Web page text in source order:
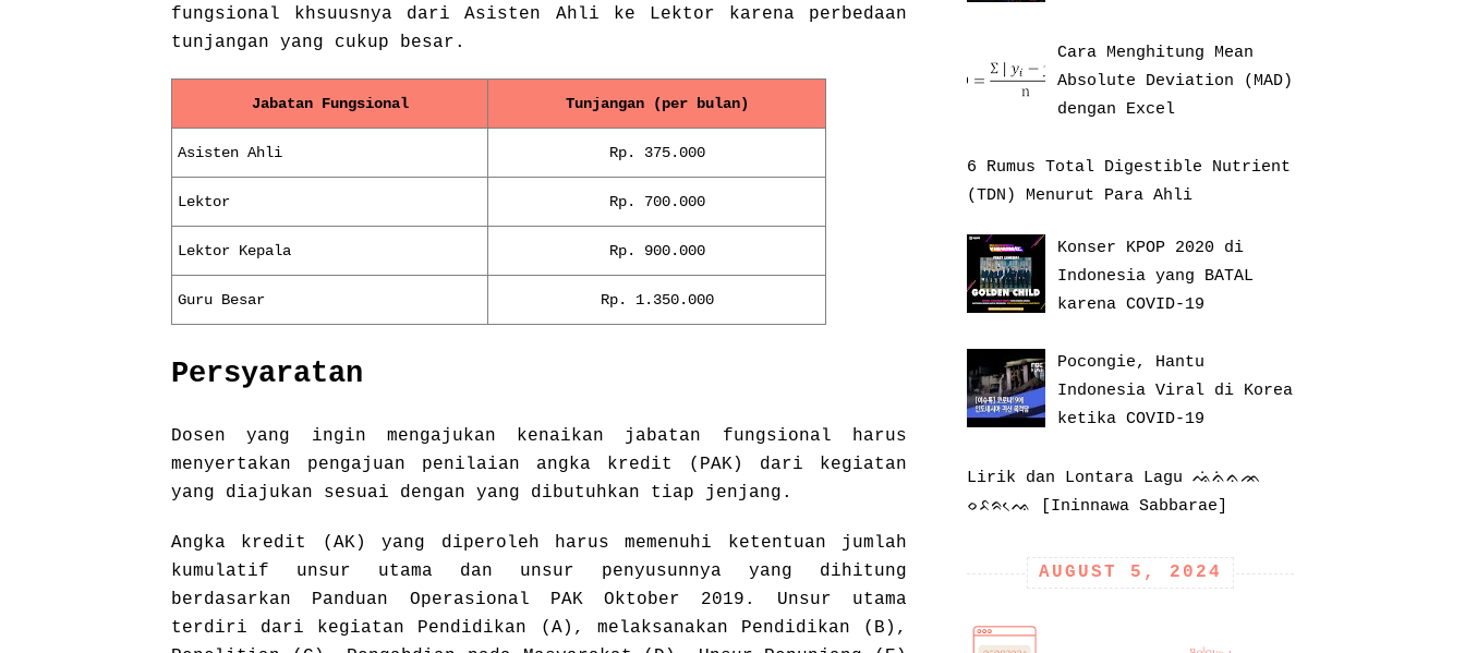
fungsional khsuusnya dari Asisten Ahli ke Lektor karena perbedaan
tunjangan yang cukup besar.
Jabatan Fungsional Tunjangan (per bulan)
Asisten Ahli Rp. 375.000
Lektor Rp. 700.000
Lektor Kepala Rp. 900.000
Guru Besar Rp. 1.350.000
Persyaratan
Dosen yang ingin mengajukan kenaikan jabatan fungsional harus
menyertakan pengajuan penilaian angka kredit (PAK) dari kegiatan
yang diajukan sesuai dengan yang dibutuhkan tiap jenjang.
Angka kredit (AK) yang diperoleh harus memenuhi ketentuan jumlah
kumulatif unsur utama dan unsur penyusunnya yang dihitung
berdasarkan Panduan Operasional PAK Oktober 2019. Unsur utama
terdiri dari kegiatan Pendidikan (A), melaksanakan Pendidikan (B),
Cara Menghitung Mean
Absolute Deviation (MAD)
dengan Excel
6 Rumus Total Digestible Nutrient
(TDN) Menurut Para Ahli
Konser KPOP 2020 di
Indonesia yang BATAL
karena COVID-19
Pocongie, Hantu
Indonesia Viral di Korea
ketika COVID-19
Lirik dan Lontara Lagu ᨕᨗᨊᨗᨊᨏ
ᨔᨅᨑᨕᨙ [Ininnawa Sabbarae]
AUGUST 5, 2024